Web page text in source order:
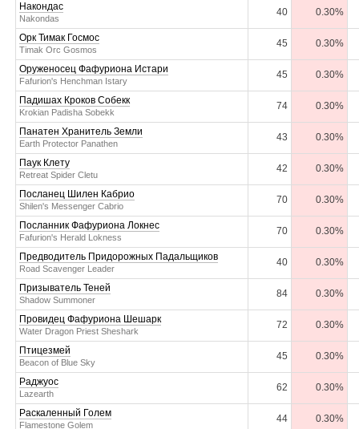
Накондас
Nakondas
40 0.30%
Орк Тимак Госмос
Timak Orc Gosmos
45 0.30%
Оруженосец Фафуриона Истари
Fafurion's Henchman Istary
45 0.30%
Падишах Кроков Собекк
Krokian Padisha Sobekk
74 0.30%
Панатен Хранитель Земли
Earth Protector Panathen
43 0.30%
Паук Клету
Retreat Spider Cletu
42 0.30%
Посланец Шилен Кабрио
Shilen's Messenger Cabrio
70 0.30%
Посланник Фафуриона Локнес
Fafurion's Herald Lokness
70 0.30%
Предводитель Придорожных Падальщиков
Road Scavenger Leader
40 0.30%
Призыватель Теней
Shadow Summoner
84 0.30%
Провидец Фафуриона Шешарк
Water Dragon Priest Sheshark
72 0.30%
Птицезмей
Beacon of Blue Sky
45 0.30%
Раджуос
Lazearth
62 0.30%
Раскаленный Голем
Flamestone Golem
44 0.30%